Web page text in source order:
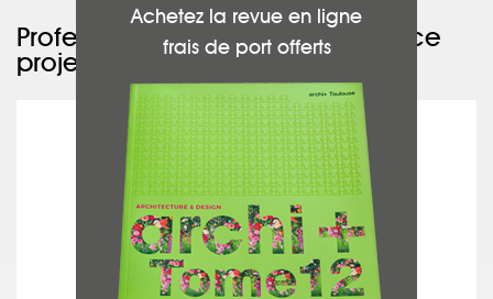
Professionnels ayant participé à ce
projet :
ARANDA-MAS
Achetez la revue en ligne
frais de port offerts